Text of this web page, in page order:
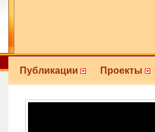
Публикации Проекты